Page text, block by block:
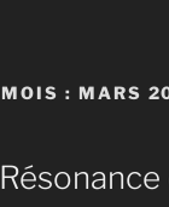
MOIS : MARS